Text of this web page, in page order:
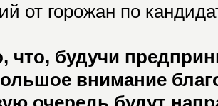
от горожан по
что, будучи
внимание